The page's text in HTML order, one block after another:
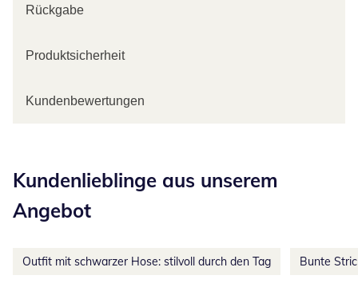
Rückgabe
Produktsicherheit
Kundenbewertungen
Kundenlieblinge aus unserem
Angebot
Outfit mit schwarzer Hose: stilvoll durch den Tag Bunte